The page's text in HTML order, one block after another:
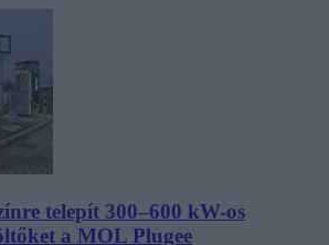
telepít 300–600 kW-os
a MOL Plugee